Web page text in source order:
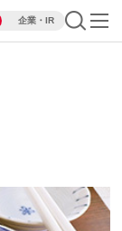
企業・IR